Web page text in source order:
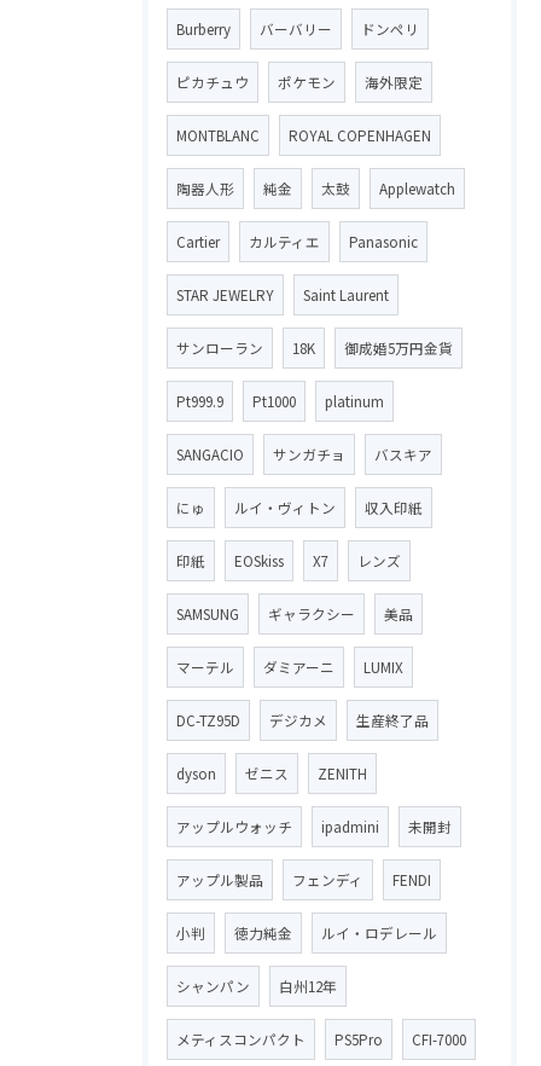
Burberry バーバリー ドンペリ
ピカチュウ ポケモン 海外限定
MONTBLANC ROYAL COPENHAGEN
陶器人形 純金 太鼓 Applewatch
Cartier カルティエ Panasonic
STAR JEWELRY Saint Laurent
サンローラン 18K 御成婚5万円金貨
Pt999.9 Pt1000 platinum
SANGACIO サンガチョ バスキア
にゅ ルイ・ヴィトン 収入印紙
印紙 EOSkiss X7 レンズ
SAMSUNG ギャラクシー 美品
マーテル ダミアーニ LUMIX
DC-TZ95D デジカメ 生産終了品
dyson ゼニス ZENITH
アップルウォッチ ipadmini 未開封
アップル製品 フェンディ FENDI
小判 徳力純金 ルイ・ロデレール
シャンパン 白州12年
メティスコンパクト PS5Pro CFI-7000